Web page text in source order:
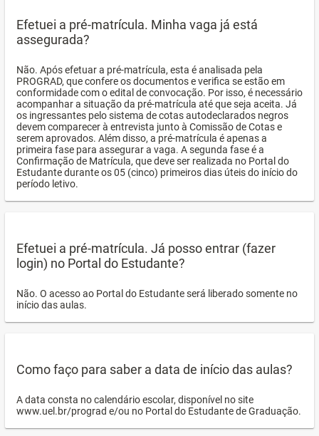
Efetuei a pré-matrícula. Minha vaga já está
assegurada?
Não. Após efetuar a pré-matrícula, esta é analisada pela
PROGRAD, que confere os documentos e verifica se estão em
conformidade com o edital de convocação. Por isso, é necessário
acompanhar a situação da pré-matrícula até que seja aceita. Já
os ingressantes pelo sistema de cotas autodeclarados negros
devem comparecer à entrevista junto à Comissão de Cotas e
serem aprovados. Além disso, a pré-matrícula é apenas a
primeira fase para assegurar a vaga. A segunda fase é a
Confirmação de Matrícula, que deve ser realizada no Portal do
Estudante durante os 05 (cinco) primeiros dias úteis do início do
período letivo.
Efetuei a pré-matrícula. Já posso entrar (fazer
login) no Portal do Estudante?
Não. O acesso ao Portal do Estudante será liberado somente no
início das aulas.
Como faço para saber a data de início das aulas?
A data consta no calendário escolar, disponível no site
www.uel.br/prograd e/ou no Portal do Estudante de Graduação.